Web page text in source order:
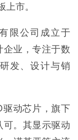
市。
限公司成立于
业，专注于数
发、设计与销
驱动芯片，旗下
。其显示驱动